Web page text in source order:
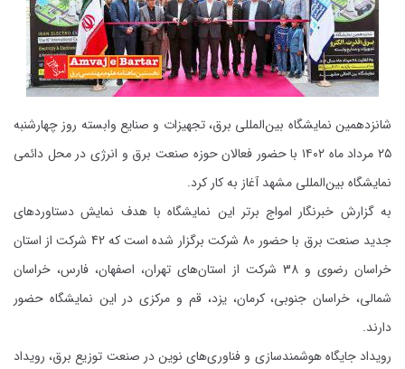
شانزدهمین نمایشگاه بین‌المللی برق، تجهیزات و صنایع وابسته روز چهارشنبه
۲۵ مرداد ماه ۱۴۰۲ با حضور فعالان حوزه صنعت برق و انرژی در محل دائمی
نمایشگاه بین‌المللی مشهد آغاز به کار کرد.
به گزارش خبرنگار امواج برتر این نمایشگاه با هدف نمایش دستاوردهای
جدید صنعت برق با حضور 80 شرکت برگزار شده است که 42 شرکت از استان
خراسان رضوی و 38 شرکت از استان‌های تهران، اصفهان، فارس، خراسان
شمالی، خراسان جنوبی، کرمان، یزد، قم و مرکزی در این نمایشگاه حضور
دارند.
رویداد جایگاه هوشمندسازی و فناوری‌های نوین در صنعت توزیع برق، رویداد